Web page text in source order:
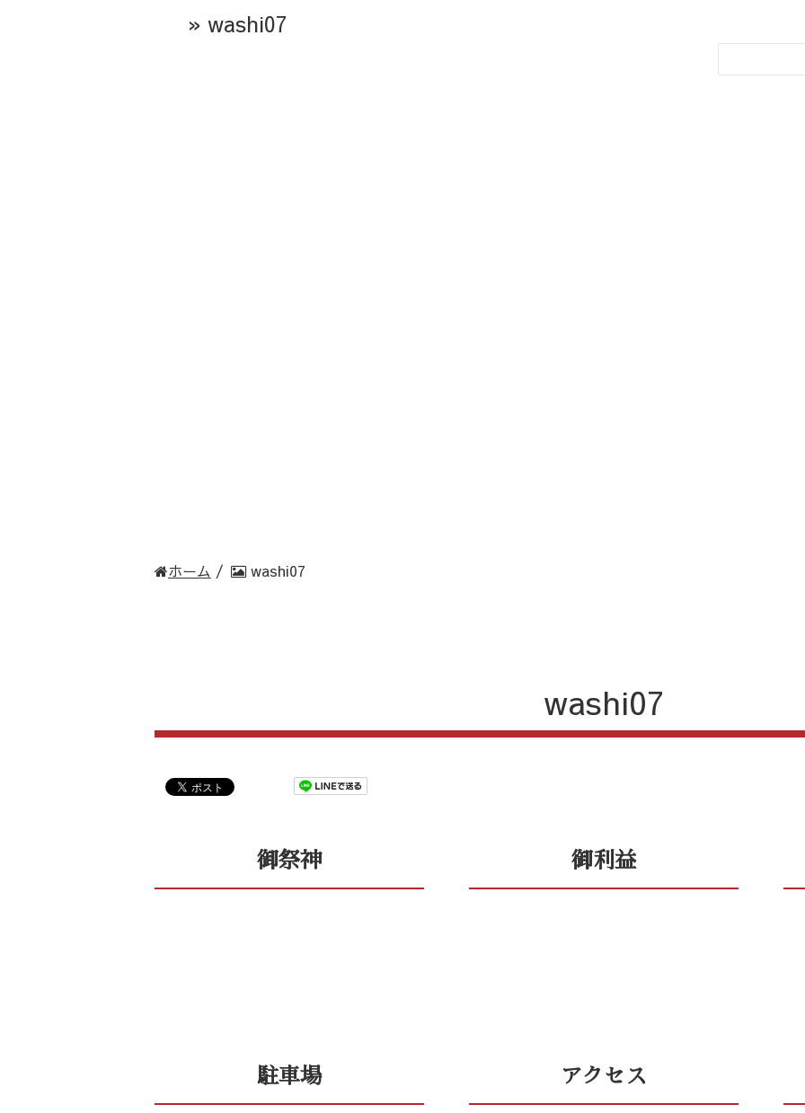
» washi07
ホーム / washi07
washi07
御祭神 御利益
駐車場 アクセス